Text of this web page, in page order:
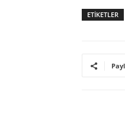
ETIKETLER